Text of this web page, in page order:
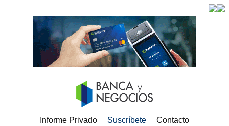
Informe Privado Suscríbete Contacto